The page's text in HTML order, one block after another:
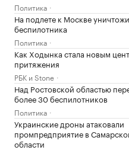
Политика
На подлете к Москве
беспилотника
Политика
Как Ходынка стала новым
притяжения
РБК и Stone
Над Ростовской областью
более 30 беспилотников
Политика
Украинские дроны атаковали
промпредприятие в
области